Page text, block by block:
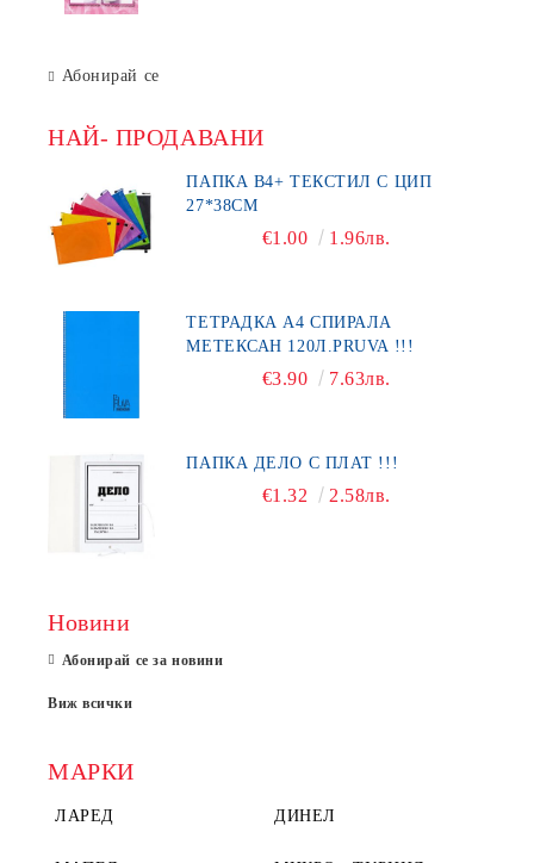
Абонирай се
НАЙ- ПРОДАВАНИ
ПАПКА В4+ ТЕКСТИЛ С ЦИП
27*38СМ
€1.00 1.96лв.
ТЕТРАДКА А4 СПИРАЛА
МЕТЕКСАН 120Л.PRUVA !!!
€3.90 7.63лв.
ПАПКА ДЕЛО С ПЛАТ !!!
€1.32 2.58лв.
Новини
Абонирай се за новини
Виж всички
МАРКИ
ЛАРЕД ДИНЕЛ